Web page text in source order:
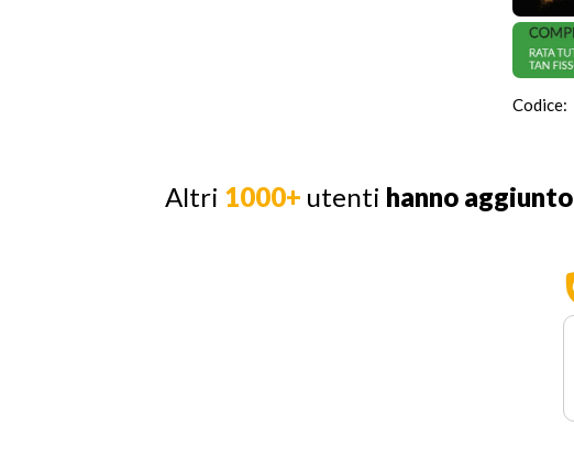
Codice:
Altri 1000+ utenti hanno aggiunto